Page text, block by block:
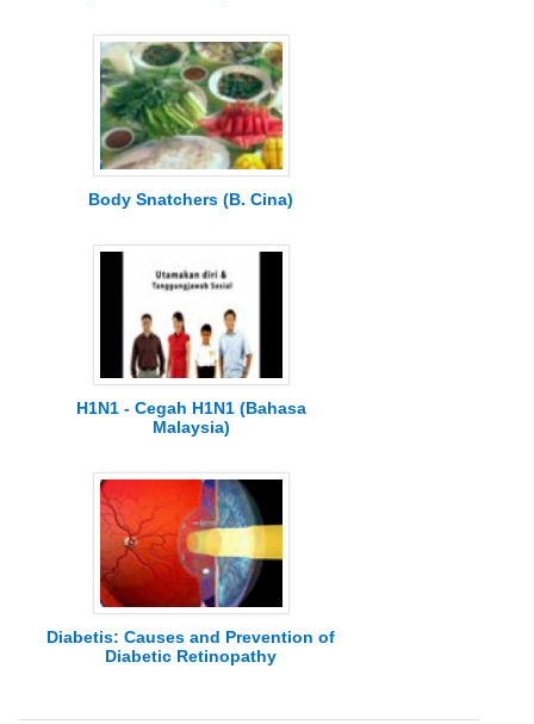
Body Snatchers (B. Cina)
H1N1 - Cegah H1N1 (Bahasa
Malaysia)
Diabetis: Causes and Prevention of
Diabetic Retinopathy